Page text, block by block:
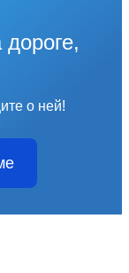
о ней!